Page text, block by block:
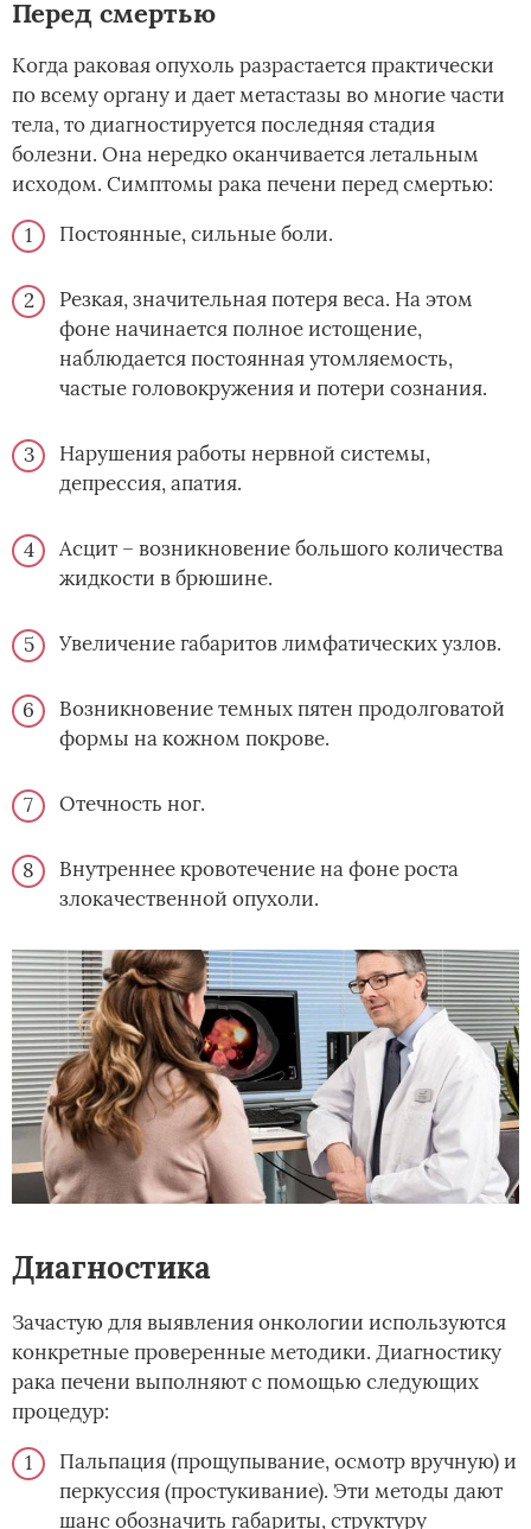
Перед смертью
Когда раковая опухоль разрастается практически
по всему органу и дает метастазы во многие части
тела, то диагностируется последняя стадия
болезни. Она нередко оканчивается летальным
исходом. Симптомы рака печени перед смертью:
Постоянные, сильные боли.
Резкая, значительная потеря веса. На этом
фоне начинается полное истощение,
наблюдается постоянная утомляемость,
частые головокружения и потери сознания.
Нарушения работы нервной системы,
депрессия, апатия.
Асцит – возникновение большого количества
жидкости в брюшине.
Увеличение габаритов лимфатических узлов.
Возникновение темных пятен продолговатой
формы на кожном покрове.
Отечность ног.
Внутреннее кровотечение на фоне роста
злокачественной опухоли.
Диагностика
Зачастую для выявления онкологии используются
конкретные проверенные методики. Диагностику
рака печени выполняют с помощью следующих
процедур:
Пальпация (прощупывание, осмотр вручную) и
перкуссия (простукивание). Эти методы дают
шанс обозначить габариты, структуру